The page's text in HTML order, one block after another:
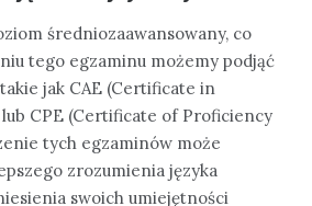
średniozaawansowany, co
tego egzaminu możemy podjąć
jak CAE (Certificate in
CPE (Certificate of Proficiency
tych egzaminów może
zrozumienia języka
swoich umiejętności